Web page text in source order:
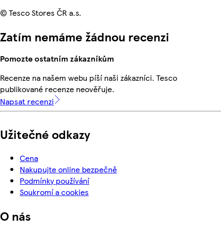
© Tesco Stores ČR a.s.
Zatím nemáme žádnou recenzi
Pomozte ostatním zákazníkům
Recenze na našem webu píší naši zákazníci. Tesco
publikované recenze neověřuje.
Napsat recenzi
Užitečné odkazy
Cena
Nakupujte online bezpečně
Podmínky používání
Soukromí a cookies
O nás